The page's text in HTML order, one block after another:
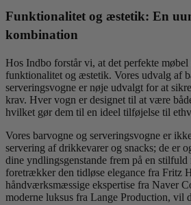
Funktionalitet og æstetik: En
kombination
Hos Indbo forstår vi, at det perfekte
funktionalitet og æstetik. Vores udvalg af
serveringsvogne er nøje udvalgt for at
krav. Hver vogn er designet til at være
hvilket gør dem til en ideel tilføjelse til
Vores barvogne og serveringsvogne er
servering af drikkevarer og snacks; de er
dine yndlingsgenstande frem på en stilfuld
foretrækker den tidløse elegance fra Fritz
håndværksmæssige ekspertise fra Naver
moderne luksus fra Lange Production, vil